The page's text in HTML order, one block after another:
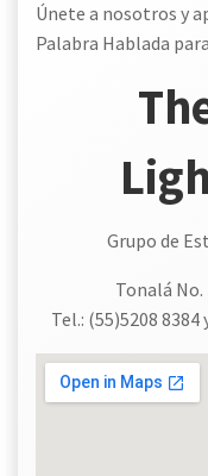
Únete a nosotros y
Palabra Hablada
Grupo de
Tonalá No.
Tel.: (55)5208 8384